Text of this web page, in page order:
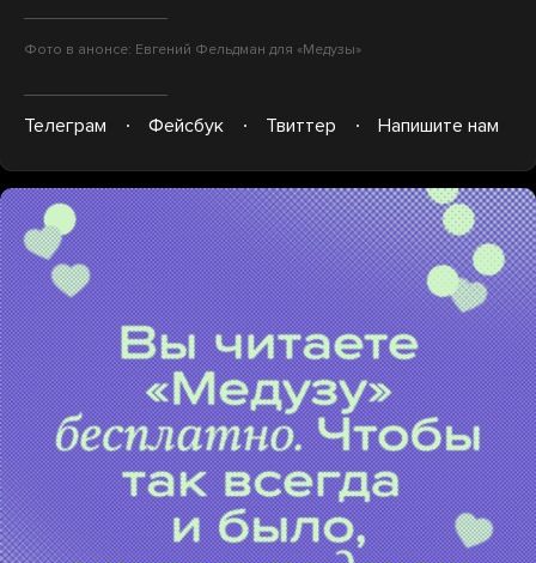
Фото в анонсе: Евгений Фельдман для «Медузы»
Телеграм Фейсбук Твиттер Напишите нам